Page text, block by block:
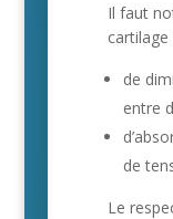
Il faut
de
entre
de
Le